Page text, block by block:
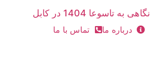
نگاهی به تاسوعا 1404 در کابل
درباره ما تماس با ما